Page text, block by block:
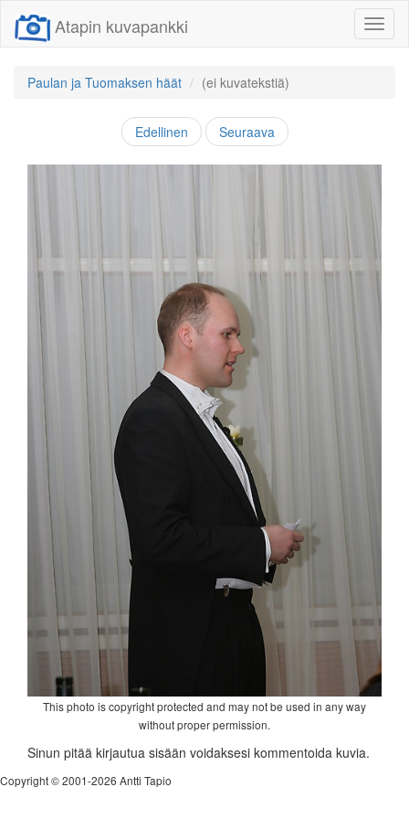
linkit
Atapin kuvapankki
Paulan ja Tuomaksen häät (ei kuvatekstiä)
Edellinen Seuraava
This photo is copyright protected and may not be used in any way
without proper permission.
Sinun pitää kirjautua sisään voidaksesi kommentoida kuvia.
Copyright © 2001-2026 Antti Tapio